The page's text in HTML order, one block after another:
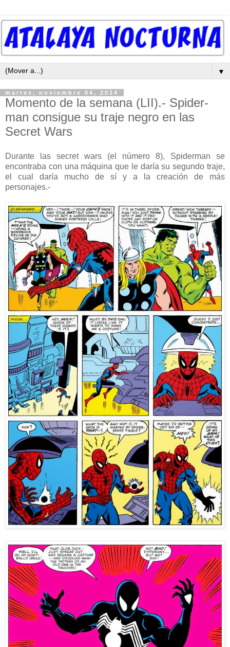
▼
martes, noviembre 04, 2014
Momento de la semana (LII).- Spider-
man consigue su traje negro en las
Secret Wars
Durante las secret wars (el número 8), Spiderman se
encontraba con una máquina que le daría su segundo traje,
el cual daría mucho de sí y a la creación de más
personajes.-